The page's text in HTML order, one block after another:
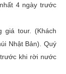
4 ngày trước
giá tour. (Khách
Nhật Bản). Quý
khi rời nước